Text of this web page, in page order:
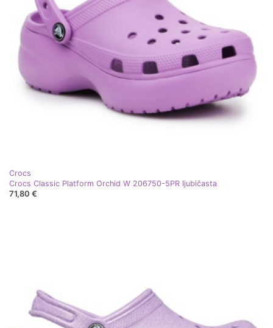
Crocs
Crocs Classic Platform Orchid W 206750-5PR ljubičasta
71,80 €